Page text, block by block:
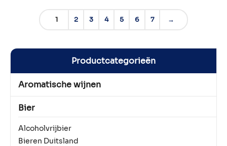
1 2 3 4 5 6 7 →
Productcategorieën
Aromatische wijnen
Bier
Alcoholvrijbier
Bieren Duitsland